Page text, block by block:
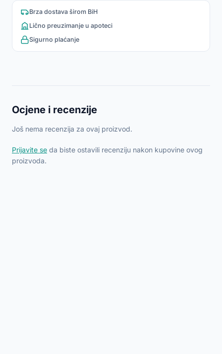
Brza dostava širom BiH
Lično preuzimanje u apoteci
Sigurno plaćanje
Ocjene i recenzije
Još nema recenzija za ovaj proizvod.
Prijavite se da biste ostavili recenziju nakon kupovine ovog
proizvoda.